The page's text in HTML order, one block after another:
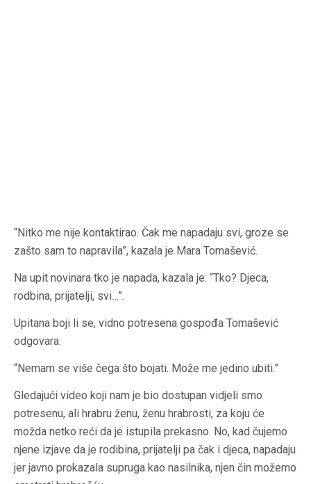
“Nitko me nije kontaktirao. Čak me napadaju svi, groze se
zašto sam to napravila”, kazala je Mara Tomašević.
Na upit novinara tko je napada, kazala je: “Tko? Djeca,
rodbina, prijatelji, svi…”.
Upitana boji li se, vidno potresena gospođa Tomašević
odgovara:
“Nemam se više čega što bojati. Može me jedino ubiti.”
Gledajući video koji nam je bio dostupan vidjeli smo
potresenu, ali hrabru ženu, ženu hrabrosti, za koju će
možda netko reći da je istupila prekasno. No, kad čujemo
njene izjave da je rodibina, prijatelji pa čak i djeca, napadaju
jer javno prokazala supruga kao nasilnika, njen čin možemo